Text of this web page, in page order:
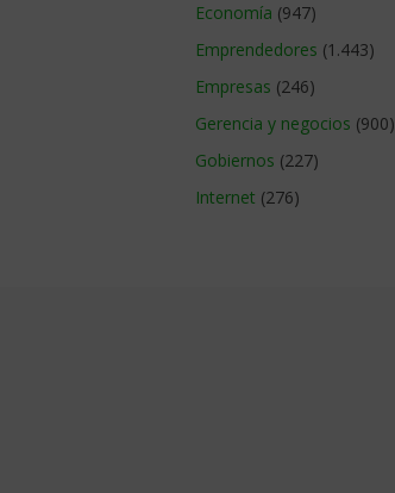
Economía (947)
Emprendedores (1.443)
Empresas (246)
Gerencia y negocios (900)
Gobiernos (227)
Internet (276)